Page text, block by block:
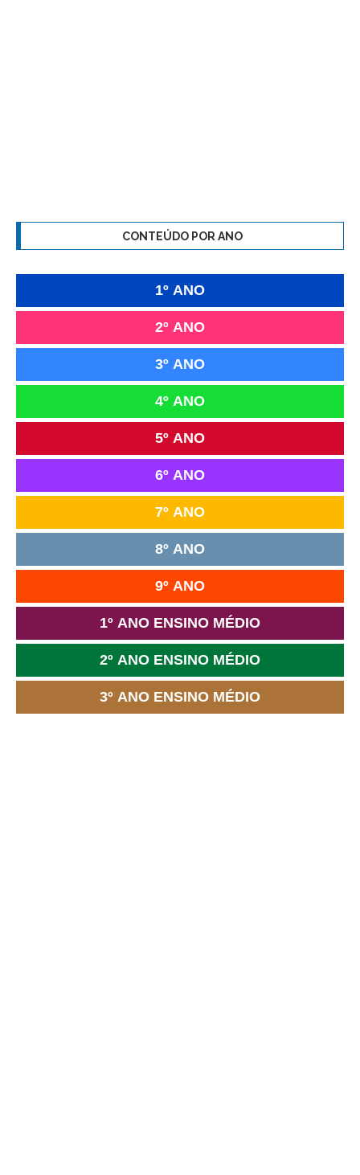
CONTEÚDO POR ANO
1º ANO
2º ANO
3º ANO
4º ANO
5º ANO
6º ANO
7º ANO
8º ANO
9º ANO
1º ANO ENSINO MÉDIO
2º ANO ENSINO MÉDIO
3º ANO ENSINO MÉDIO